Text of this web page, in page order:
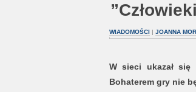
WIADOMOŚCI| JOANNA
W sieci ukazał
Bohaterem gry nie